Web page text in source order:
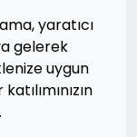
yaratıcı
gelerek
uygun